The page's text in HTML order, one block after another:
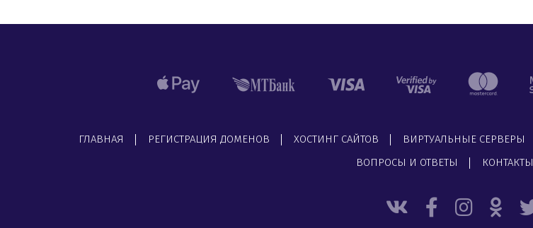
ГЛАВНАЯ РЕГИСТРАЦИЯ ДОМЕНОВ ХОСТИНГ САЙТОВ ВИРТУАЛЬНЫЕ СЕРВЕРЫ
ВОПРОСЫ И ОТВЕТЫ
КОНТАКТЫ